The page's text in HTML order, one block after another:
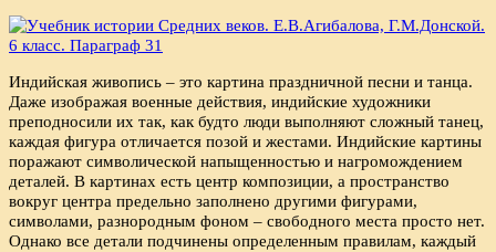
Индийская живопись – это картина праздничной песни и танца.
Даже изображая военные действия, индийские художники
преподносили их так, как будто люди выполняют сложный танец,
каждая фигура отличается позой и жестами. Индийские картины
поражают символической напыщенностью и нагромождением
деталей. В картинах есть центр композиции, а пространство
вокруг центра предельно заполнено другими фигурами,
символами, разнородным фоном – свободного места просто нет.
Однако все детали подчинены определенным правилам, каждый